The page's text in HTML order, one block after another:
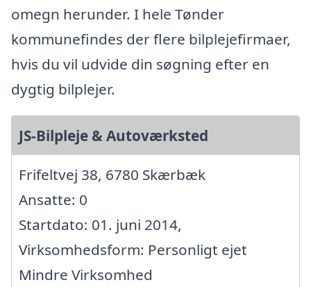
omegn herunder. I hele Tønder
kommunefindes der flere bilplejefirmaer,
hvis du vil udvide din søgning efter en
dygtig bilplejer.
JS-Bilpleje & Autoværksted
Frifeltvej 38, 6780 Skærbæk
Ansatte: 0
Startdato: 01. juni 2014,
Virksomhedsform: Personligt ejet
Mindre Virksomhed